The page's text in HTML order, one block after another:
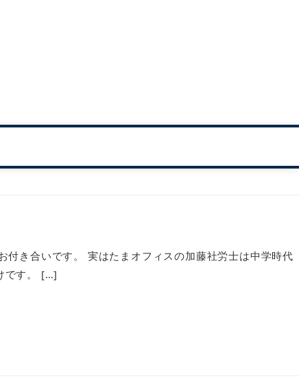
き合いです。 実はたまオフィスの加藤社労士は中学時代
です。 […]